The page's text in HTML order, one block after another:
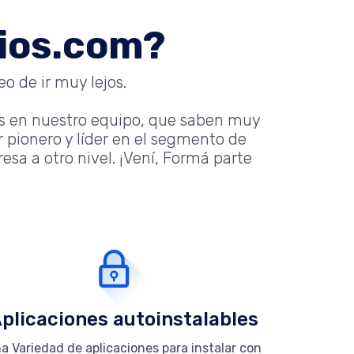
de ir muy lejos.
en nuestro equipo, que saben muy
y líder en el segmento de
a otro nivel. ¡Vení, Formá parte
autoinstalables
Variedad de aplicaciones para instalar con